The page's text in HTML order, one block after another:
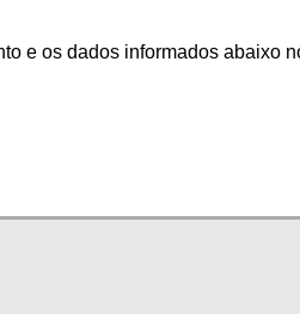
e os dados informados abaixo